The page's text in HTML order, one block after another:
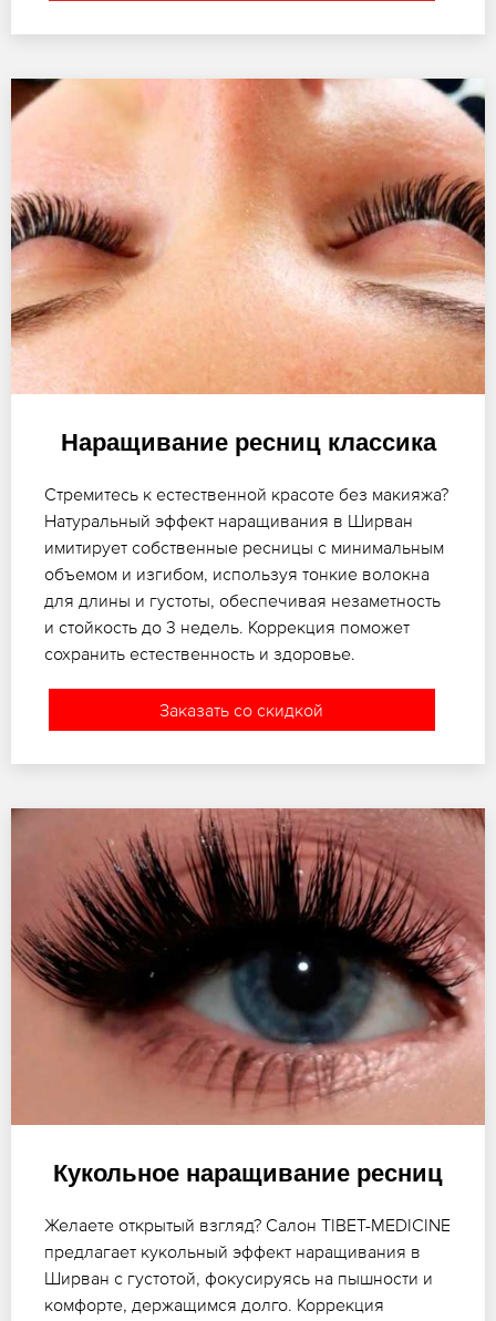
Наращивание ресниц классика
Стремитесь к естественной красоте без макияжа?
Натуральный эффект наращивания в Ширван
имитирует собственные ресницы с минимальным
объемом и изгибом, используя тонкие волокна
для длины и густоты, обеспечивая незаметность
и стойкость до 3 недель. Коррекция поможет
сохранить естественность и здоровье.
Заказать со скидкой
Кукольное наращивание ресниц
Желаете открытый взгляд? Салон TIBET-MEDICINE
предлагает кукольный эффект наращивания в
Ширван с густотой, фокусируясь на пышности и
комфорте, держащимся долго. Коррекция